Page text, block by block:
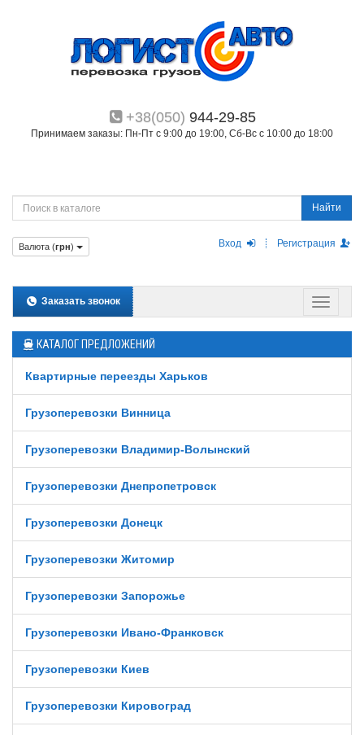
+38(050) 944-29-85
Принимаем заказы: Пн-Пт с 9:00 до 19:00, Сб-Вс с 10:00 до 18:00
Найти
Вход Регистрация
Валюта (грн)
Заказать звонок
КАТАЛОГ ПРЕДЛОЖЕНИЙ
Квартирные переезды Харьков
Грузоперевозки Винница
Грузоперевозки Владимир-Волынский
Грузоперевозки Днепропетровск
Грузоперевозки Донецк
Грузоперевозки Житомир
Грузоперевозки Запорожье
Грузоперевозки Ивано-Франковск
Грузоперевозки Киев
Грузоперевозки Кировоград